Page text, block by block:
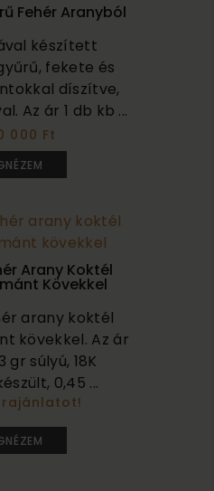
Fehér Aranyból
készített
fekete és
díszítve,
Az ár 1 db kb ...
000 Ft
Arany Koktél
Kövekkel
arany koktél
kövekkel. Az ár
gr súlyú, 18K
0,45 ...